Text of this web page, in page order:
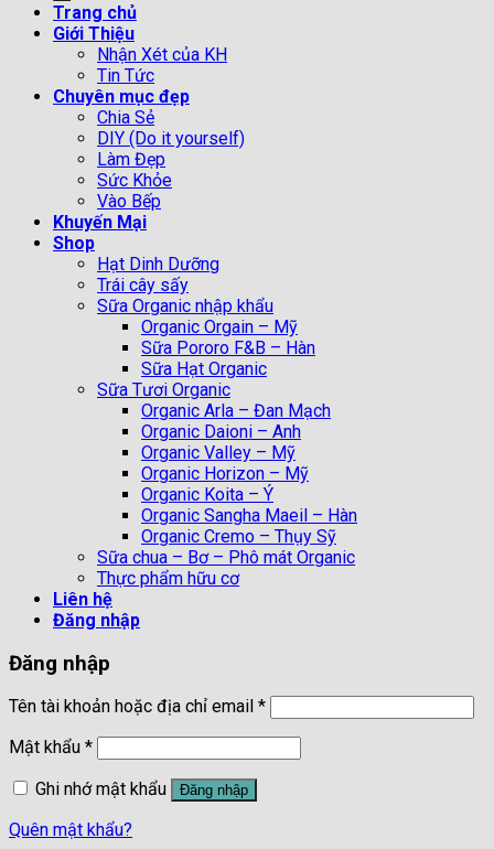
Trang chủ
Giới Thiệu
Nhận Xét của KH
Tin Tức
Chuyên mục đẹp
Chia Sẻ
DIY (Do it yourself)
Làm Đẹp
Sức Khỏe
Vào Bếp
Khuyến Mại
Shop
Hạt Dinh Dưỡng
Trái cây sấy
Sữa Organic nhập khẩu
Organic Orgain – Mỹ
Sữa Pororo F&B – Hàn
Sữa Hạt Organic
Sữa Tươi Organic
Organic Arla – Đan Mạch
Organic Daioni – Anh
Organic Valley – Mỹ
Organic Horizon – Mỹ
Organic Koita – Ý
Organic Sangha Maeil – Hàn
Organic Cremo – Thụy Sỹ
Sữa chua – Bơ – Phô mát Organic
Thực phẩm hữu cơ
Liên hệ
Đăng nhập
Đăng nhập
Tên tài khoản hoặc địa chỉ email *
Mật khẩu *
Ghi nhớ mật khẩu
Đăng nhập
Quên mật khẩu?